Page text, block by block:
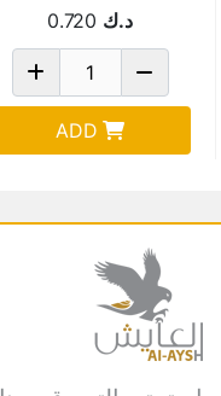
د.ك 0.720
ADD